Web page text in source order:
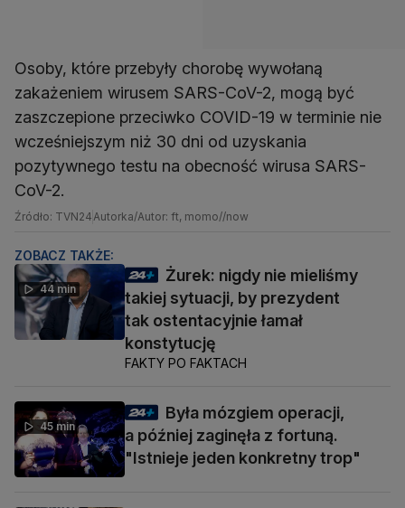
Osoby, które przebyły chorobę wywołaną
zakażeniem wirusem SARS-CoV-2, mogą być
zaszczepione przeciwko COVID-19 w terminie nie
wcześniejszym niż 30 dni od uzyskania
pozytywnego testu na obecność wirusa SARS-
CoV-2.
Źródło: TVN24Autorka/Autor: ft, momo//now
ZOBACZ TAKŻE:
44 min
Żurek: nigdy nie mieliśmy
takiej sytuacji, by prezydent
tak ostentacyjnie łamał
konstytucję
FAKTY PO FAKTACH
45 min
Była mózgiem operacji,
a później zaginęła z fortuną.
"Istnieje jeden konkretny trop"